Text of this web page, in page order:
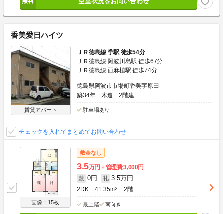
香美愛日ハイツ
賃貸アパート
ＪＲ徳島線 学駅 徒歩54分
ＪＲ徳島線 阿波川島駅 徒歩67分
ＪＲ徳島線 西麻植駅 徒歩74分
徳島県阿波市市場町香美字原田
築34年
木造 2階建
駐車場あり
チェックを入れてまとめてお問い合わせ
画像：15枚
敷金なし
3.5万円 管理費3,000円
敷 0円 礼 3.5万円
2DK 41.35m2 2階
最上階 南向き